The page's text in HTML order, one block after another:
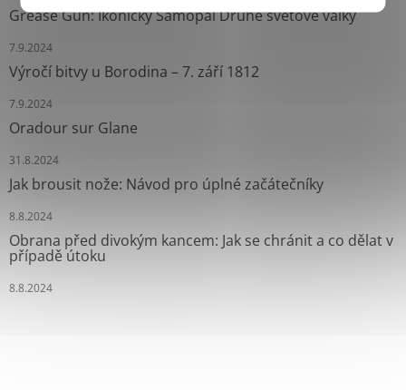
Grease Gun: Ikonický Samopal Druhé světové války
7.9.2024
Výročí bitvy u Borodina – 7. září 1812
7.9.2024
Oradour sur Glane
31.8.2024
Jak brousit nože: Návod pro úplné začátečníky
8.8.2024
Obrana před divokým kancem: Jak se chránit a co dělat v
případě útoku
8.8.2024